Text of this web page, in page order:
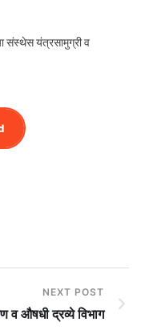
संस्थेस यंत्रसामुग्री व
NEXT POST
व औषधी द्रव्‍ये विभाग